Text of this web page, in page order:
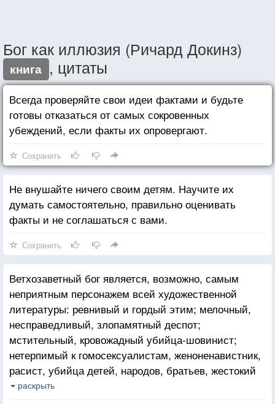
Бог как иллюзия (Ричард Докинз)
книга , цитаты
Всегда проверяйте свои идеи фактами и будьте
готовы отказаться от самых сокровенных
убеждений, если факты их опровергают.
Сохранить
Не внушайте ничего своим детям. Научите их
думать самостоятельно, правильно оценивать
факты и не соглашаться с вами.
Сохранить
Ветхозаветный бог является, возможно, самым
неприятным персонажем всей художественной
литературы: ревнивый и гордый этим; мелочный,
несправедливый, злопамятный деспот;
мстительный, кровожадный убийца-шовинист;
нетерпимый к гомосексуалистам, женоненавистник,
расист, убийца детей, народов, братьев, жестокий
мегаломан, садомазохист, капризный, злобный
раскрыть